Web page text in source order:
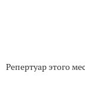
Репертуар этого